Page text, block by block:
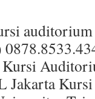
Jakarta